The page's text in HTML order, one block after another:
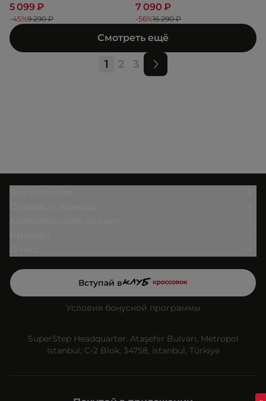
5 099 ₽
-45%9 290 ₽
7 090 ₽
-56%16 290 ₽
Смотреть ещё
1 2 3
Вступай в
Условия бонусной программы
SuperStep Headquarter: Ataşehir Bulvarı, Metropol
İstanbul, C-2 Blok, 34758, İstanbul, Türkiye